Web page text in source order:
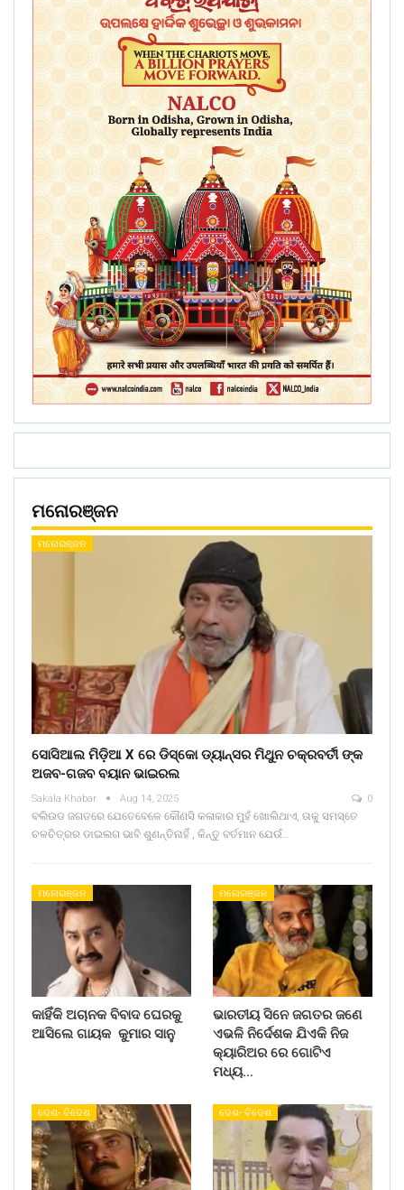
ମନୋରଞ୍ଜନ
ମନୋରଞ୍ଜନ
ସୋସିଆଲ ମିଡ଼ିଆ X ରେ ଡିସ୍କୋ ଡ୍ୟାନ୍ସର ମିଥୁନ ଚକ୍ରବର୍ତୀ ଙ୍କ
ଅଜବ-ଗଜବ ବୟାନ ଭାଇରଲ
Sakala Khabar Aug 14, 2025 0
ବଲିଉଡ ଜଗତରେ ଯେତେବେଳେ କୌଣସି କଳାକାର ମୁହଁ ଖୋଲିଥାଏ, ତାକୁ ସମସ୍ତେ
ଚଳଚିତ୍ରର ଡାଇଲଗ ଭାବି ଶୁଣନ୍ତିନାହିଁ , କିନ୍ତୁ ବର୍ତମାନ ଯେଉଁ…
ମନୋରଞ୍ଜନ
କାହିଁକି ଅଚାନକ ବିବାଦ ଘେରକୁ
ଆସିଲେ ଗାୟକ କୁମାର ସାନୁ
ମନୋରଞ୍ଜନ
ଭାରତୀୟ ସିନେ ଜଗତର ଜଣେ
ଏଭଳି ନିର୍ଦେଶକ ଯିଏକି ନିଜ
କ୍ୟାରିଅର ରେ ଗୋଟିଏ
ମଧ୍ୟ…
ଦେଶ- ବିଦେଶ ଦେଶ- ବିଦେଶ